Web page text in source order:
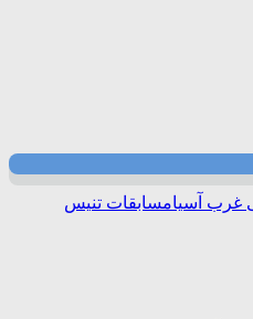
غرب آسیامسابقات تنیس